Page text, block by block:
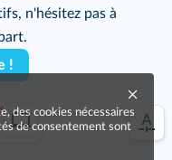
n'hésitez pas à
!
des cookies nécessaires
de consentement sont